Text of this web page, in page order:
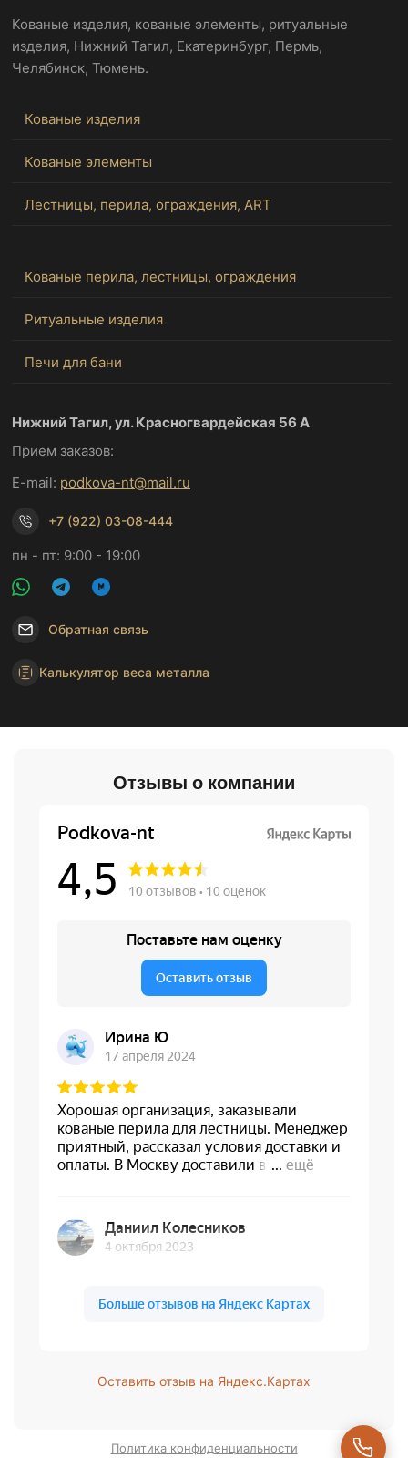
Кованые изделия, кованые элементы, ритуальные
изделия, Нижний Тагил, Екатеринбург, Пермь,
Челябинск, Тюмень.
Кованые изделия
Кованые элементы
Лестницы, перила, ограждения, ART
Кованые перила, лестницы, ограждения
Ритуальные изделия
Печи для бани
Нижний Тагил, ул. Красногвардейская 56 А
Прием заказов:
E-mail: podkova-nt@mail.ru
+7 (922) 03-08-444
пн - пт: 9:00 - 19:00
Обратная связь
Калькулятор веса металла
Отзывы о компании
Оставить отзыв на Яндекс.Картах
Политика конфиденциальности